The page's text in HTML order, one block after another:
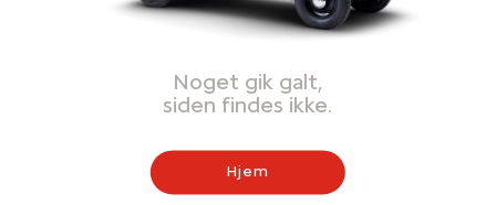
Noget gik galt,
siden findes ikke.
Hjem